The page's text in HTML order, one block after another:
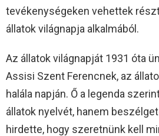
tevékenységeken vehettek
állatok világnapja alkalmából.
Az állatok világnapját 1931 óta
Assisi Szent Ferencnek, az
halála napján. Ő a legenda
állatok nyelvét, hanem
hirdette, hogy szeretnünk kell